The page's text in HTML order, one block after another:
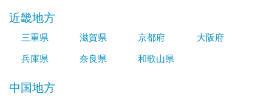
近畿地方
三重県 滋賀県 京都府
大阪府
兵庫県
奈良県 和歌山県
中国地方